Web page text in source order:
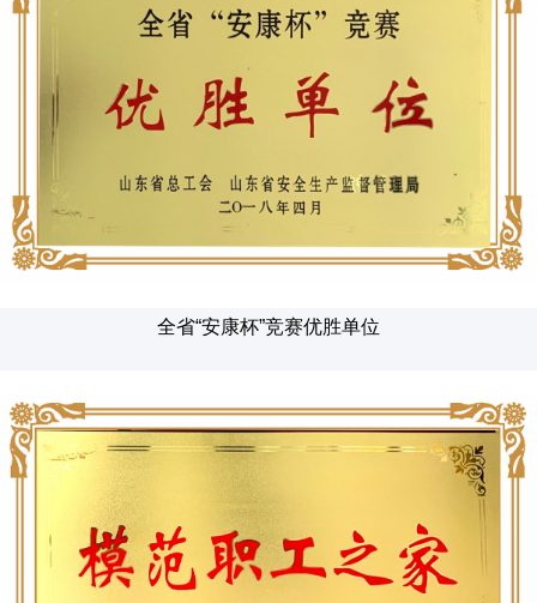
全省“安康杯”竞赛优胜单位